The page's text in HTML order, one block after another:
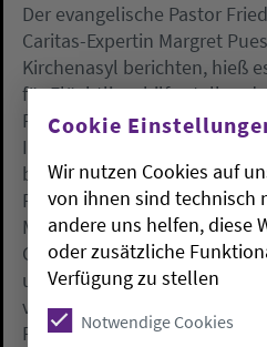
Der evangelische Pastor
Caritas-Expertin Margret
Kirchenasyl berichten, hieß
für Flüchtlingshilfe stellen
Projekte vor. Forscher des
Interkulturelle Studien der
beleuchten das Dublin-
Flüchtlinge in Europa.
Möglichkeiten der
Geflüchteten in
unter dem Titel «Mittelmeer-
von Migranten auf den
Fluchtwegen wieder.
Cookie
Wir nutzen Cookies auf
von ihnen sind technisch
andere uns helfen, diese
oder zusätzliche
Verfügung zu stellen
Notwendige Cookies